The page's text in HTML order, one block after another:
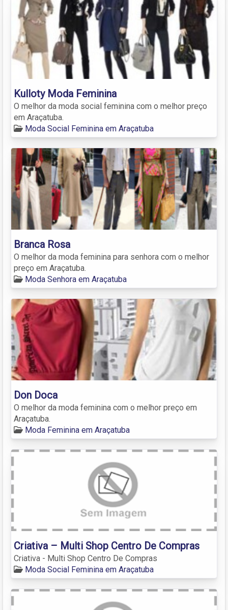
Kulloty Moda Feminina
O melhor da moda social feminina com o melhor preço
em Araçatuba.
Moda Social Feminina em Araçatuba
Branca Rosa
O melhor da moda feminina para senhora com o melhor
preço em Araçatuba.
Moda Senhora em Araçatuba
Don Doca
O melhor da moda feminina com o melhor preço em
Araçatuba.
Moda Feminina em Araçatuba
Criativa – Multi Shop Centro De Compras
Criativa - Multi Shop Centro De Compras
Moda Social Feminina em Araçatuba